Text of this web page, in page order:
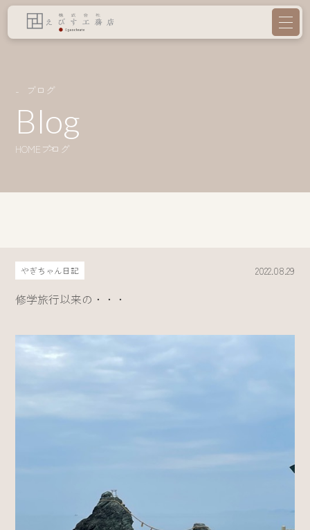
ブログ
Blog
HOME ブログ
やぎちゃん日記 2022.08.29
修学旅行以来の・・・